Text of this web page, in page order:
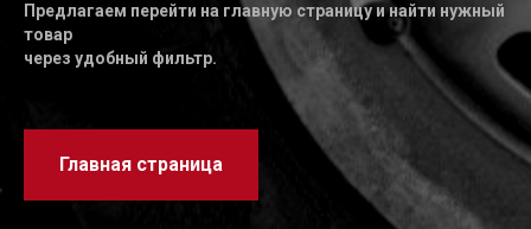
Предлагаем перейти на главную страницу и найти нужный
товар
через удобный фильтр.
Главная страница